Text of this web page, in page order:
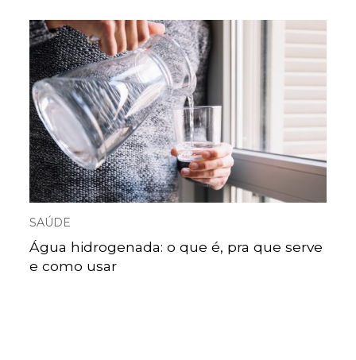
SAÚDE
Água hidrogenada: o que é, pra que serve
e como usar